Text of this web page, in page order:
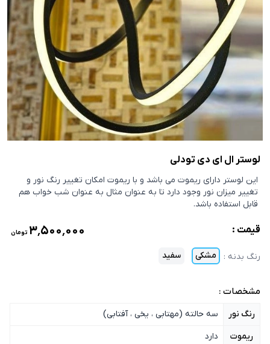
لوستر ال ای دی تودلی
این لوستر دارای ریموت می باشد و با ریموت امکان تغییر رنگ نور و
تغییر میزان نور وجود دارد تا به عنوان مثال به عنوان شب خواب هم
قابل استفاده باشد.
قیمت : ۳٬۵۰۰٬۰۰۰ تومان
رنگ بدنه : مشکی سفید
مشخصات :
رنگ نور
سه حالته (مهتابی ، یخی ، آفتابی)
ریموت
دارد